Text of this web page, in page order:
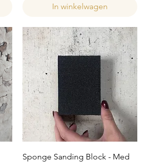
In winkelwagen
Snel overzicht
Sponge Sanding Block - Med